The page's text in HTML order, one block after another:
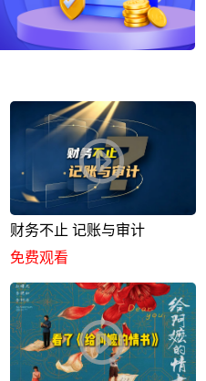
财务不止 记账与审计
免费观看